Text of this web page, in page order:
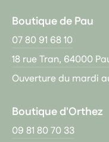
Boutique de Pau
07 80 91 68 10
18 rue Tran, 64000
Ouverture du mardi
Boutique d'Orthez
09 81 80 70 33